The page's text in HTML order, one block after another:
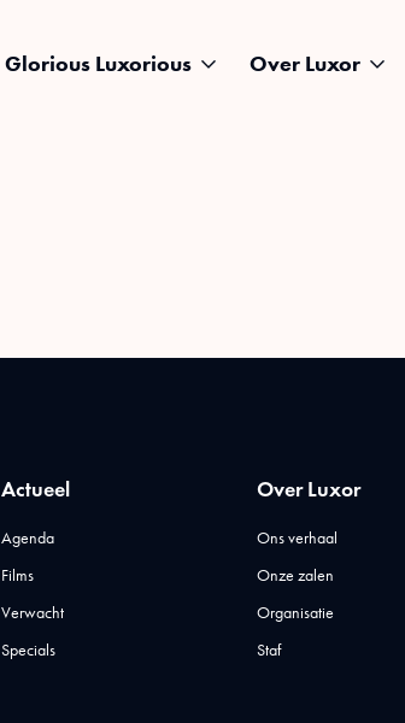
Glorious Luxorious Over Luxor
Actueel
Agenda
Films
Verwacht
Specials
Over Luxor
Ons verhaal
Onze zalen
Organisatie
Staf